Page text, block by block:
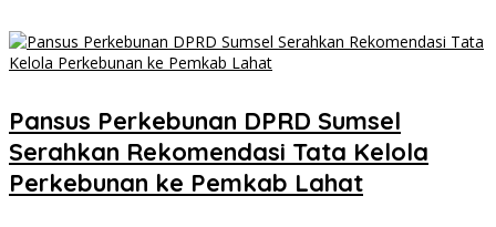
Pansus Perkebunan DPRD Sumsel
Serahkan Rekomendasi Tata Kelola
Perkebunan ke Pemkab Lahat